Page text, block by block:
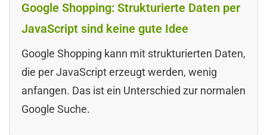
Google Shopping: Strukturierte Daten per
JavaScript sind keine gute Idee
Google Shopping kann mit strukturierten Daten,
die per JavaScript erzeugt werden, wenig
anfangen. Das ist ein Unterschied zur normalen
Google Suche.